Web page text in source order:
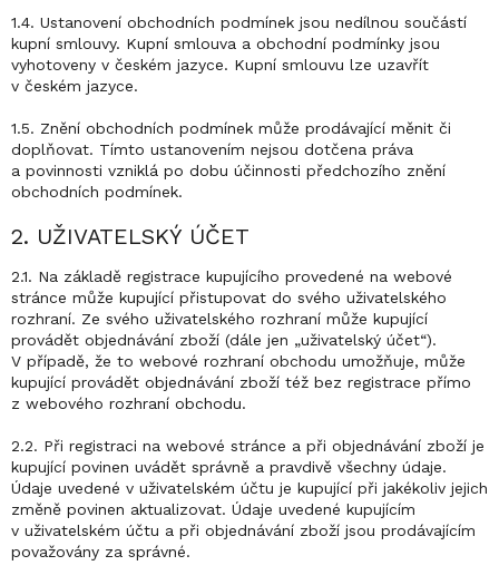
1.4. Ustanovení obchodních podmínek jsou nedílnou součástí
kupní smlouvy. Kupní smlouva a obchodní podmínky jsou
vyhotoveny v českém jazyce. Kupní smlouvu lze uzavřít
v českém jazyce.
1.5. Znění obchodních podmínek může prodávající měnit či
doplňovat. Tímto ustanovením nejsou dotčena práva
a povinnosti vzniklá po dobu účinnosti předchozího znění
obchodních podmínek.
2. UŽIVATELSKÝ ÚČET
2.1. Na základě registrace kupujícího provedené na webové
stránce může kupující přistupovat do svého uživatelského
rozhraní. Ze svého uživatelského rozhraní může kupující
provádět objednávání zboží (dále jen „uživatelský účet“).
V případě, že to webové rozhraní obchodu umožňuje, může
kupující provádět objednávání zboží též bez registrace přímo
z webového rozhraní obchodu.
2.2. Při registraci na webové stránce a při objednávání zboží je
kupující povinen uvádět správně a pravdivě všechny údaje.
Údaje uvedené v uživatelském účtu je kupující při jakékoliv jejich
změně povinen aktualizovat. Údaje uvedené kupujícím
v uživatelském účtu a při objednávání zboží jsou prodávajícím
považovány za správné.